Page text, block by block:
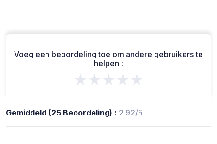
Voeg een beoordeling toe om andere gebruikers te
helpen :
★★★★★
Gemiddeld (25 Beoordeling) : 2.92/5